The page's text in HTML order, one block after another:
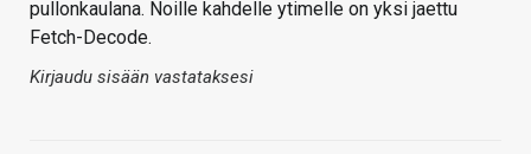
pullonkaulana. Noille kahdelle ytimelle on yksi jaettu
Fetch-Decode.
Kirjaudu sisään vastataksesi